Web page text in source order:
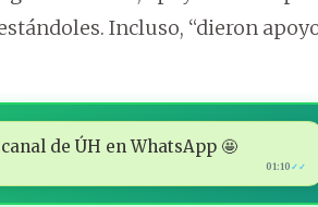
Incluso, “dieron
de ÚH en WhatsApp 🤩
01:10 ✓✓